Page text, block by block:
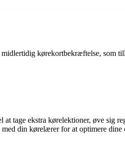
kørekortbekræftelse, som
tage ekstra kørelektioner, øve sig
din kørelærer for at optimere dine